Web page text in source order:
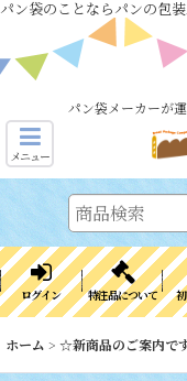
パン袋のことならパンの
パン袋メーカーが
メニュー
ログイン 特注品について
ホーム > ☆新商品のご案内で